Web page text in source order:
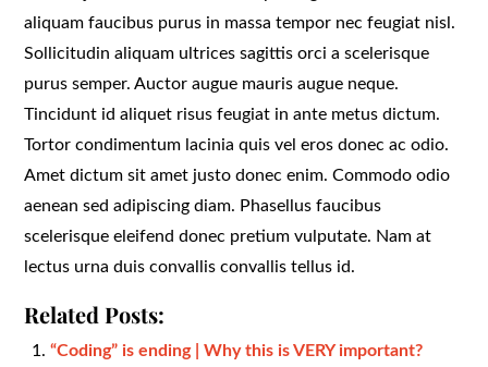
aliquam faucibus purus in massa tempor nec feugiat nisl.
Sollicitudin aliquam ultrices sagittis orci a scelerisque
purus semper. Auctor augue mauris augue neque.
Tincidunt id aliquet risus feugiat in ante metus dictum.
Tortor condimentum lacinia quis vel eros donec ac odio.
Amet dictum sit amet justo donec enim. Commodo odio
aenean sed adipiscing diam. Phasellus faucibus
scelerisque eleifend donec pretium vulputate. Nam at
lectus urna duis convallis convallis tellus id.
Related Posts:
“Coding” is ending | Why this is VERY important?